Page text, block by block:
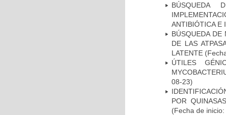
BÚSQUEDA
ANTIBIÓTICA E
BÚSQUEDA DE
DE LAS
LATENTE
ÚTILES
08-23)
POR
(Fecha de